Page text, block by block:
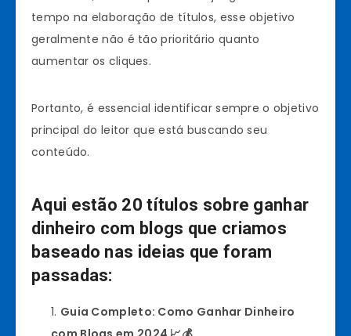
tempo na elaboração de títulos, esse objetivo
geralmente não é tão prioritário quanto
aumentar os cliques.
Portanto, é essencial identificar sempre o objetivo
principal do leitor que está buscando seu
conteúdo.
Aqui estão 20 títulos sobre ganhar
dinheiro com blogs que criamos
baseado nas ideias que foram
passadas:
Guia Completo: Como Ganhar Dinheiro